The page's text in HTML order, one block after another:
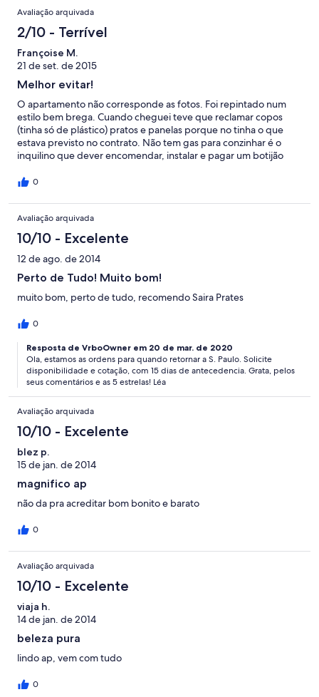
Avaliação arquivada
2/10 - Terrível
Françoise M.
21 de set. de 2015
Melhor evitar!
O apartamento não corresponde as fotos. Foi repintado num
estilo bem brega. Cuando cheguei teve que reclamar copos
(tinha só de plástico) pratos e panelas porque no tinha o que
estava previsto no contrato. Não tem gas para conzinhar é o
inquilino que dever encomendar, instalar e pagar um botijão
do sofá! Melhor não ser claustrófoba porque não tem janela na
únicas coisas boas são a localização e o Wi-Fi internet que
merecem uma estrela
0
Avaliação arquivada
10/10 - Excelente
12 de ago. de 2014
Perto de Tudo! Muito bom!
muito bom, perto de tudo, recomendo Saira Prates
0
Resposta de VrboOwner em 20 de mar. de 2020
Ola, estamos as ordens para quando retornar a S. Paulo. Solicite
disponibilidade e cotação, com 15 dias de antecedencia. Grata, pelos
seus comentários e as 5 estrelas! Léa
Avaliação arquivada
10/10 - Excelente
blez p.
15 de jan. de 2014
magnifico ap
não da pra acreditar bom bonito e barato
0
Avaliação arquivada
10/10 - Excelente
viaja h.
14 de jan. de 2014
beleza pura
lindo ap, vem com tudo
0